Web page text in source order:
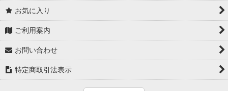
お気に入り
ご利用案内
お問い合わせ
特定商取引法表示